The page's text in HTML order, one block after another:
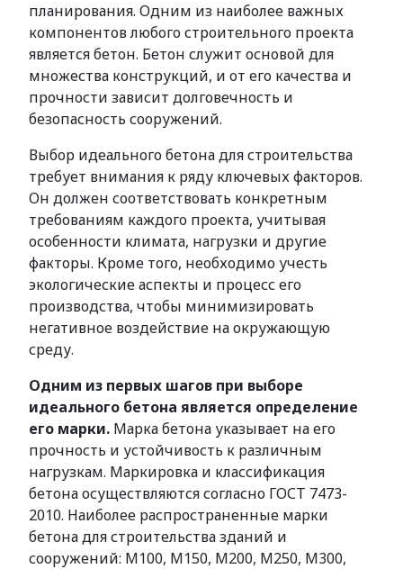
планирования. Одним из наиболее важных
компонентов любого строительного проекта
является бетон. Бетон служит основой для
множества конструкций, и от его качества и
прочности зависит долговечность и
безопасность сооружений.
Выбор идеального бетона для строительства
требует внимания к ряду ключевых факторов.
Он должен соответствовать конкретным
требованиям каждого проекта, учитывая
особенности климата, нагрузки и другие
факторы. Кроме того, необходимо учесть
экологические аспекты и процесс его
производства, чтобы минимизировать
негативное воздействие на окружающую
среду.
Одним из первых шагов при выборе
идеального бетона является определение
его марки. Марка бетона указывает на его
прочность и устойчивость к различным
нагрузкам. Маркировка и классификация
бетона осуществляются согласно ГОСТ 7473-
2010. Наиболее распространенные марки
бетона для строительства зданий и
сооружений: М100, М150, М200, М250, М300,